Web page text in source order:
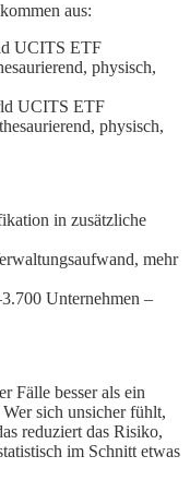
aus:
UCITS ETF
physisch,
UCITS ETF
physisch,
in zusätzliche
mehr
Unternehmen –
Fälle besser als ein
sich unsicher fühlt,
reduziert das Risiko,
im Schnitt etwas